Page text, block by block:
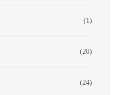
(1)
(20)
(24)